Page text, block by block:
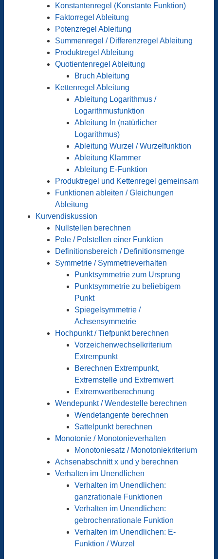
Konstantenregel (Konstante Funktion)
Faktorregel Ableitung
Potenzregel Ableitung
Summenregel / Differenzregel Ableitung
Produktregel Ableitung
Quotientenregel Ableitung
Bruch Ableitung
Kettenregel Ableitung
Ableitung Logarithmus /
Logarithmusfunktion
Ableitung ln (natürlicher
Logarithmus)
Ableitung Wurzel / Wurzelfunktion
Ableitung Klammer
Ableitung E-Funktion
Produktregel und Kettenregel gemeinsam
Funktionen ableiten / Gleichungen
Ableitung
Kurvendiskussion
Nullstellen berechnen
Pole / Polstellen einer Funktion
Definitionsbereich / Definitionsmenge
Symmetrie / Symmetrieverhalten
Punktsymmetrie zum Ursprung
Punktsymmetrie zu beliebigem
Punkt
Spiegelsymmetrie /
Achsensymmetrie
Hochpunkt / Tiefpunkt berechnen
Vorzeichenwechselkriterium
Extrempunkt
Berechnen Extrempunkt,
Extremstelle und Extremwert
Extremwertberechnung
Wendepunkt / Wendestelle berechnen
Wendetangente berechnen
Sattelpunkt berechnen
Monotonie / Monotonieverhalten
Monotoniesatz / Monotoniekriterium
Achsenabschnitt x und y berechnen
Verhalten im Unendlichen
Verhalten im Unendlichen:
ganzrationale Funktionen
Verhalten im Unendlichen:
gebrochenrationale Funktion
Verhalten im Unendlichen: E-
Funktion / Wurzel